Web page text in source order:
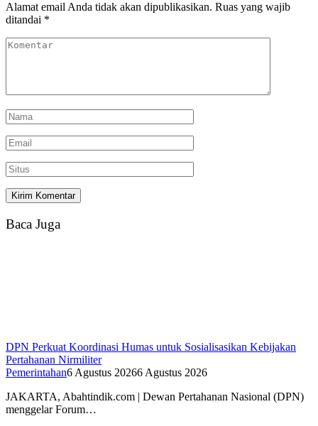
Alamat email Anda tidak akan dipublikasikan. Ruas yang wajib
ditandai *
Baca Juga
DPN Perkuat Koordinasi Humas untuk Sosialisasikan Kebijakan
Pertahanan Nirmiliter
Pemerintahan6 Agustus 20266 Agustus 2026
JAKARTA, Abahtindik.com | Dewan Pertahanan Nasional (DPN)
menggelar Forum…